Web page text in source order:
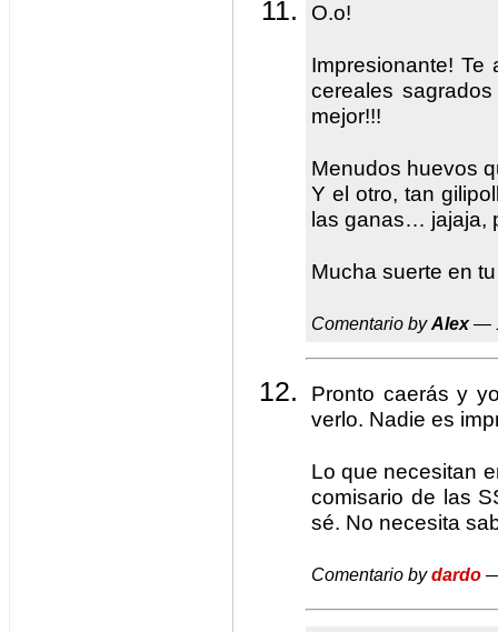
O.o!
Impresionante!
cereales
mejor!!!
Menudos huevos
Y el otro, tan
las ganas… jajaja,
Mucha suerte en
Comentario byAlex—
Pronto caerás y
verlo. Nadie es
Lo que necesitan
comisario de las
sé. No necesita
Comentario bydardo